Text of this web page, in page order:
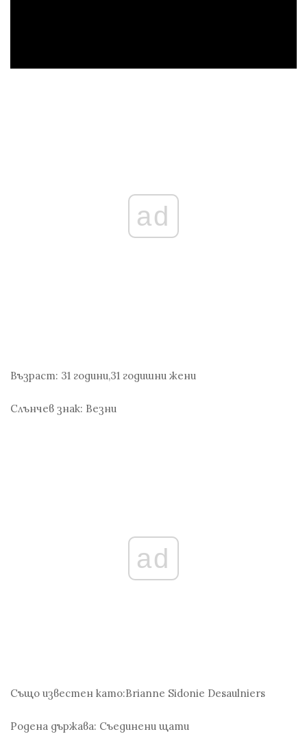
ad
Възраст: 31 години,31 годишни жени
Слънчев знак: Везни
ad
Също известен като:Brianne Sidonie Desaulniers
Родена държава: Съединени щати